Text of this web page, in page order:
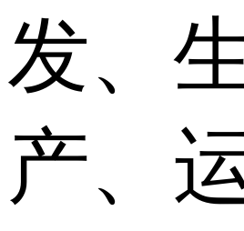
发、
产、